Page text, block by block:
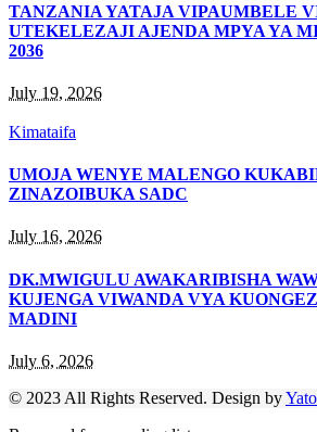
TANZANIA YATAJA VIPAUMBELE
UTEKELEZAJI AJENDA MPYA YA
2036
July 19, 2026
Kimataifa
UMOJA WENYE MALENGO
ZINAZOIBUKA SADC
July 16, 2026
DK.MWIGULU AWAKARIBISHA
KUJENGA VIWANDA VYA
MADINI
July 6, 2026
© 2023 All Rights Reserved. Design by